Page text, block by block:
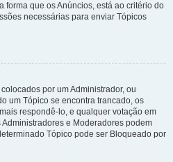
forma que os Anúncios, está ao critério do
necessárias para enviar Tópicos
por um Administrador, ou
um Tópico se encontra trancado, os
respondê-lo, e qualquer votação em
e Moderadores podem
Tópico pode ser Bloqueado por